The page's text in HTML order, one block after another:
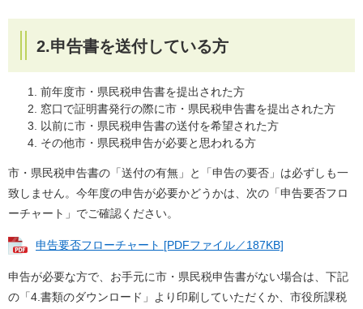
2.申告書を送付している方
前年度市・県民税申告書を提出された方
窓口で証明書発行の際に市・県民税申告書を提出された方
以前に市・県民税申告書の送付を希望された方
その他市・県民税申告が必要と思われる方
市・県民税申告書の「送付の有無」と「申告の要否」は必ずしも一
致しません。今年度の申告が必要かどうかは、次の「申告要否フロ
ーチャート」でご確認ください。
申告要否フローチャート [PDFファイル／187KB]
申告が必要な方で、お手元に市・県民税申告書がない場合は、下記
の「4.書類のダウンロード」より印刷していただくか、市役所課税